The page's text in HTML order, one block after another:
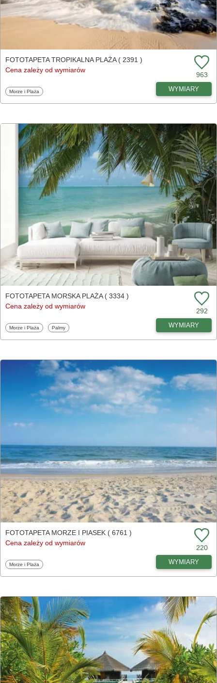
FOTOTAPETA TROPIKALNA PLAŻA ( 2391 )
Cena zależy od wymiarów
963
Fototapety
Morze i Plaża WYMIARY
FOTOTAPETA MORSKA PLAŻA ( 3334 )
Cena zależy od wymiarów
292
Fototapety
Morze i Plaża Fototapety
Palmy WYMIARY
FOTOTAPETA MORZE I PIASEK ( 6761 )
Cena zależy od wymiarów
220
Fototapety
Morze i Plaża WYMIARY